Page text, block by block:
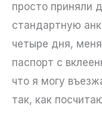
просто приняли
стандартную
четыре дня,
паспорт с
что я могу
так, как